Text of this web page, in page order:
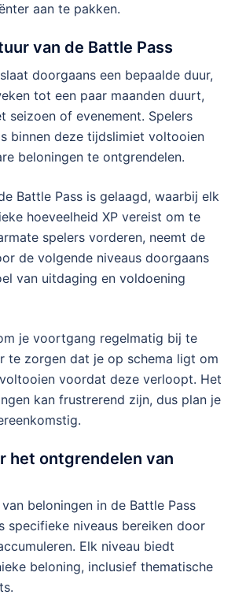
aan te pakken.
van de Battle Pass
doorgaans een bepaalde duur,
tot een paar maanden duurt,
seizoen of evenement. Spelers
binnen deze tijdslimiet voltooien
beloningen te ontgrendelen.
Battle Pass is gelaagd, waarbij elk
hoeveelheid XP vereist om te
spelers vorderen, neemt de
de volgende niveaus doorgaans
van uitdaging en voldoening
je voortgang regelmatig bij te
te zorgen dat je op schema ligt om
voordat deze verloopt. Het
kan frustrerend zijn, dus plan je
het ontgrendelen van
beloningen in de Battle Pass
specifieke niveaus bereiken door
Elk niveau biedt
beloning, inclusief thematische